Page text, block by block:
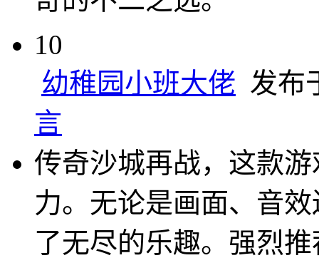
10
幼稚园小班大佬 发布
言
传奇沙城再战，这款
力。无论是画面、音
了无尽的乐趣。强烈